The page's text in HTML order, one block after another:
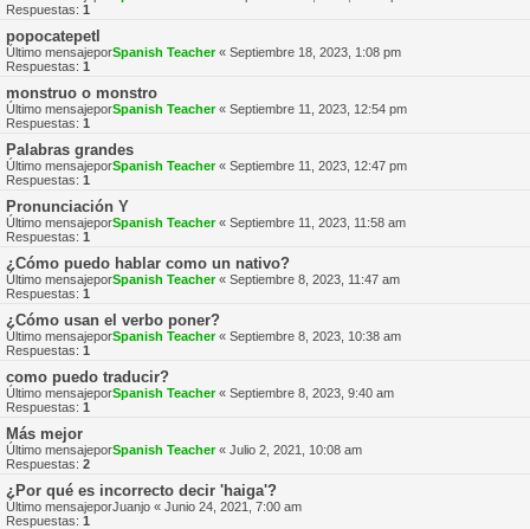
Respuestas: 1
popocatepetl
Último mensajeporSpanish Teacher« Septiembre 18, 2023, 1:08 pm
Respuestas: 1
monstruo o monstro
Último mensajeporSpanish Teacher« Septiembre 11, 2023, 12:54 pm
Respuestas: 1
Palabras grandes
Último mensajeporSpanish Teacher« Septiembre 11, 2023, 12:47 pm
Respuestas: 1
Pronunciación Y
Último mensajeporSpanish Teacher« Septiembre 11, 2023, 11:58 am
Respuestas: 1
¿Cómo puedo hablar como un nativo?
Último mensajeporSpanish Teacher« Septiembre 8, 2023, 11:47 am
Respuestas: 1
¿Cómo usan el verbo poner?
Último mensajeporSpanish Teacher« Septiembre 8, 2023, 10:38 am
Respuestas: 1
como puedo traducir?
Último mensajeporSpanish Teacher« Septiembre 8, 2023, 9:40 am
Respuestas: 1
Más mejor
Último mensajeporSpanish Teacher« Julio 2, 2021, 10:08 am
Respuestas: 2
¿Por qué es incorrecto decir 'haiga'?
Último mensajeporJuanjo « Junio 24, 2021, 7:00 am
Respuestas: 1